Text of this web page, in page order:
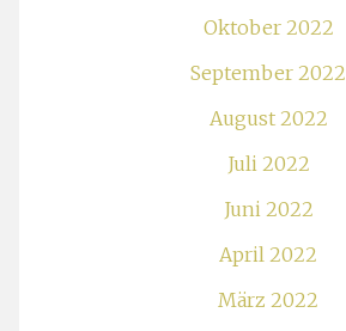
Oktober 2022
September 2022
August 2022
Juli 2022
Juni 2022
April 2022
März 2022